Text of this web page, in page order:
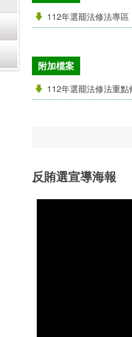
112年選罷法修法專區
附加檔案
112年選罷法修法重
反賄選宣導海報